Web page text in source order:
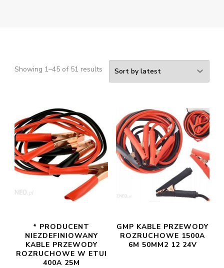
Showing 1–45 of 51 results
* PRODUCENT
NIEZDEFINIOWANY
KABLE PRZEWODY
ROZRUCHOWE W ETUI
400A 25M
GMP KABLE PRZEWODY
ROZRUCHOWE 1500A
6M 50MM2 12 24V